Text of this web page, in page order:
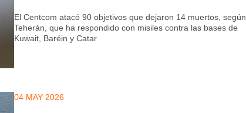
El Centcom atacó 90 objetivos que dejaron 14 muertos, según
Teherán, que ha respondido con misiles contra las bases de
Kuwait, Baréin y Catar
04 MAY 2026